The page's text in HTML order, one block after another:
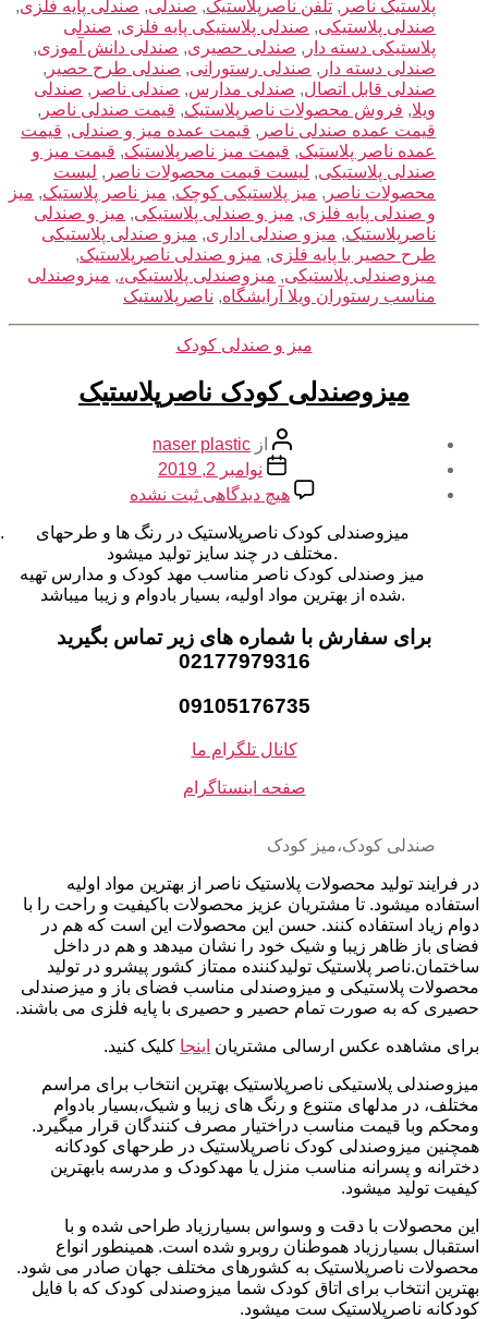
پلاستیک ناصر , تلفن ناصرپلاستیک, صندلی, صندلی پایه فلزی,
صندلی پلاستیکی, صندلی پلاستیکی پایه فلزی, صندلی
پلاستیکی دسته دار , صندلی حصیری, صندلی دانش آموزی,
صندلی دسته دار , صندلی رستورانی, صندلی طرح حصیر ,
صندلی قابل اتصال, صندلی مدارس, صندلی ناصر , صندلی
ویلا, فروش محصولات ناصرپلاستیک, قیمت صندلی ناصر ,
قیمت عمده صندلی ناصر , قیمت عمده میز و صندلی, قیمت
عمده ناصر پلاستیک, قیمت میز ناصرپلاستیک, قیمت میز و
صندلی پلاستیکی, لیست قیمت محصولات ناصر , لیست
محصولات ناصر , میز پلاستیکی کوچک, میز ناصر پلاستیک, میز
و صندلی پایه فلزی, میز و صندلی پلاستیکی, میز و صندلی
ناصرپلاستیک, میزو صندلی اداری, میزو صندلی پلاستیکی
طرح حصیر با پایه فلزی, میزو صندلی ناصرپلاستیک,
میزوصندلی پلاستیکی, میزوصندلی پلاستیکی،, میزوصندلی
مناسب رستوران ویلا آرایشگاه, ناصرپلاستیک
دسته‌ها
میز و صندلی کودک
میزوصندلی کودک ناصرپلاستیک
نویسنده
نوشته
از naser plastic
تاریخ
نوشته
نوامبر 2, 2019
هیچ دیدگاهی برای
کودک
ناصرپلاستیک
ثبت نشده
میزوصندلی کودک ناصرپلاستیک در رنگ ها و طرحهای
مختلف در چند سایز تولید میشود.
میز وصندلی کودک ناصر مناسب مهد کودک و مدارس تهیه
شده از بهترین مواد اولیه، بسیار بادوام و زیبا میباشد.
برای سفارش با شماره های زیر تماس بگیرید
02177979316
09105176735
کانال تلگرام ما
صفحه اینستاگرام
صندلی کودک،میز کودک
در فرایند تولید محصولات پلاستیک ناصر از بهترین مواد اولیه
استفاده میشود. تا مشتریان عزیز محصولات باکیفیت و راحت را با
دوام زیاد استفاده کنند. حسن این محصولات این است که هم در
فضای باز ظاهر زیبا و شیک خود را نشان میدهد و هم در داخل
ساختمان.ناصر پلاستیک تولیدکننده ممتاز کشور پیشرو در تولید
محصولات پلاستیکی و میزوصندلی مناسب فضای باز و میزصندلی
حصیری که به صورت تمام حصیر و حصیری با پایه فلزی می باشند.
برای مشاهده عکس ارسالی مشتریان اینجا کلیک کنید.
میزوصندلی پلاستیکی ناصرپلاستیک بهترین انتخاب برای مراسم
مختلف، در مدلهای متنوع و رنگ های زیبا و شیک،بسیار بادوام
ومحکم وبا قیمت مناسب دراختیار مصرف کنندگان قرار میگیرد.
همچنین میزوصندلی کودک ناصرپلاستیک در طرحهای کودکانه
دخترانه و پسرانه مناسب منزل یا مهدکودک و مدرسه بابهترین
کیفیت تولید میشود.
این محصولات با دقت و وسواس بسیارزیاد طراحی شده و با
استقبال بسیارزیاد هموطنان روبرو شده است. همینطور انواع
محصولات ناصرپلاستیک به کشورهای مختلف جهان صادر می شود.
بهترین انتخاب برای اتاق کودک شما میزوصندلی کودک که با فایل
کودکانه ناصرپلاستیک ست میشود.